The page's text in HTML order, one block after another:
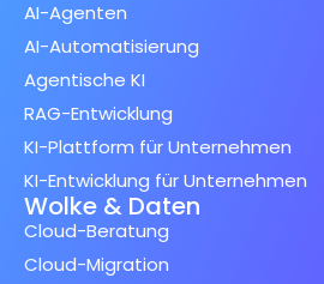
AI-Agenten
AI-Automatisierung
Agentische KI
RAG-Entwicklung
KI-Plattform für Unternehmen
KI-Entwicklung für Unternehmen
Wolke & Daten
Cloud-Beratung
Cloud-Migration